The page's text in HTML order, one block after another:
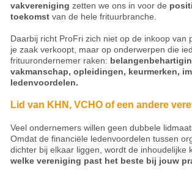
vakvereniging zetten we ons in voor de
toekomst van de hele frituurbranche.
Daarbij richt ProFri zich niet op de inkoop van
je zaak verkoopt, maar op onderwerpen die
frituurondernemer raken:
vakmanschap, opleidingen, keurmerken,
ledenvoordelen.
Lid van KHN, VCHO of een andere
Veel ondernemers willen geen dubbele
Omdat de financiële ledenvoordelen tussen
dichter bij elkaar liggen, wordt de inhoudelijke
welke vereniging past het beste bij jouw